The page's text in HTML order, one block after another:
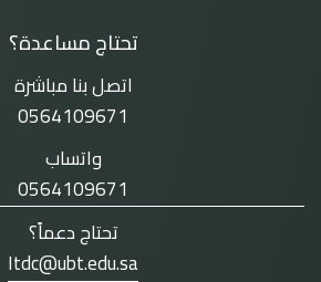
تحتاج مساعدة؟
اتصل بنا مباشرة
0564109671
واتساب
0564109671
تحتاج دعماً؟
Itdc@ubt.edu.sa